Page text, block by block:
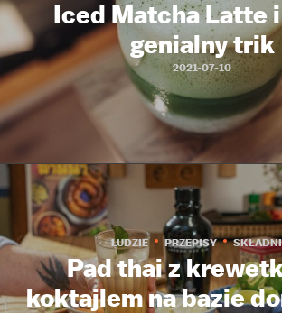
Iced Matcha Latte
genialny trik
2021-07-10
LUDZIE PRZEPISY
Pad thai z
koktajlem na bazie